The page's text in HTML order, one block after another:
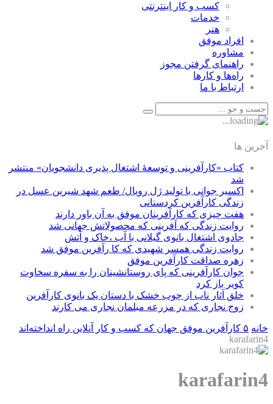
كسب و كار اينترنتی
خدمات
هنر
افراد موفق
مشاوره
راهنمای گرفتن مجوز
راه‌ها و كارها
ارتباط با ما
آخرین ها
کتاب «کارآفرینی و توسعۀ اشتغال پذیری دانشجویان» منتشر
شد
اکسیر جوانی با تولید ژل رویال/ طعم شهد شیرین عسل‌ در
زندگی کارآفرین کردستانی
هفت چیزی که کارآفرینان موفق به آن باور دارند
روایت زندگی که آفرینی که محصولاتش جهانی شد
جادوی اشتغال بانوی گیلانی با آب ،خاک و آتش
روایت زندگی همسر شهیدی که کا رآفرین موفق شد
زهره صداقت کارآفرین موفق
جوان کارآفرینی که پای روستانشینان را به سفره سخاوت
کویر باز کرد
خلق آثار ناب از چوب خشک با دستان یک بانوی کارآفرین
زوج نجاری که در مزرعه مبلمان نجاری می کارند
خانه ۵ کارآفرین موفق جهان که کسب و کار آنلاین راه انداخته‌اند
karafarin4
karafarin4